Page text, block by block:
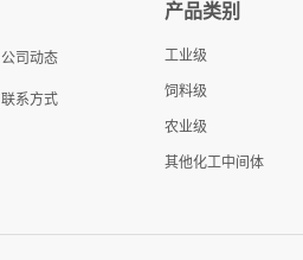
公司动态
联系方式
产品类别
工业级
饲料级
农业级
其他化工中间体